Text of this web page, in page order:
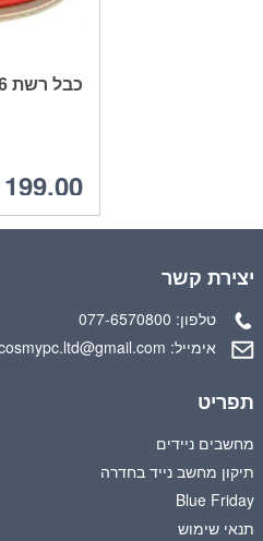
199.00 ₪
יצירת קשר
טלפון: 077-6570800
אימייל:
תפריט
מחשבים ניידים
תיקון מחשב נייד בחדרה
Blue Friday
תנאי שימוש